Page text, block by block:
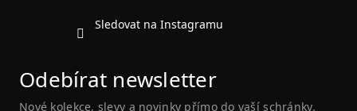
Sledovat na Instagramu
Odebírat newsletter
Nové kolekce, slevy a novinky přímo do vaší schránky.